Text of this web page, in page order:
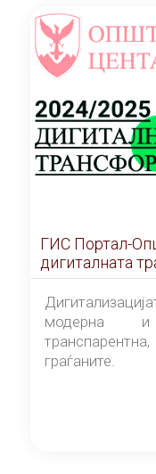
ГИС Портал-
дигиталната
модерна и
граѓаните.